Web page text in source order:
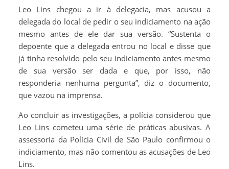
Leo Lins chegou a ir à delegacia, mas acusou a
delegada do local de pedir o seu indiciamento na ação
mesmo antes de ele dar sua versão. “Sustenta o
depoente que a delegada entrou no local e disse que
já tinha resolvido pelo seu indiciamento antes mesmo
de sua versão ser dada e que, por isso, não
responderia nenhuma pergunta”, diz o documento,
que vazou na imprensa.
Ao concluir as investigações, a polícia considerou que
Leo Lins cometeu uma série de práticas abusivas. A
assessoria da Polícia Civil de São Paulo confirmou o
indiciamento, mas não comentou as acusações de Leo
Lins.